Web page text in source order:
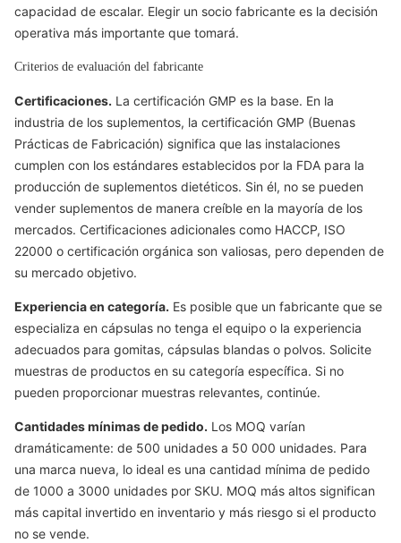
capacidad de escalar. Elegir un socio fabricante es la decisión
operativa más importante que tomará.
Criterios de evaluación del fabricante
Certificaciones. La certificación GMP es la base. En la
industria de los suplementos, la certificación GMP (Buenas
Prácticas de Fabricación) significa que las instalaciones
cumplen con los estándares establecidos por la FDA para la
producción de suplementos dietéticos. Sin él, no se pueden
vender suplementos de manera creíble en la mayoría de los
mercados. Certificaciones adicionales como HACCP, ISO
22000 o certificación orgánica son valiosas, pero dependen de
su mercado objetivo.
Experiencia en categoría. Es posible que un fabricante que se
especializa en cápsulas no tenga el equipo o la experiencia
adecuados para gomitas, cápsulas blandas o polvos. Solicite
muestras de productos en su categoría específica. Si no
pueden proporcionar muestras relevantes, continúe.
Cantidades mínimas de pedido. Los MOQ varían
dramáticamente: de 500 unidades a 50 000 unidades. Para
una marca nueva, lo ideal es una cantidad mínima de pedido
de 1000 a 3000 unidades por SKU. MOQ más altos significan
más capital invertido en inventario y más riesgo si el producto
no se vende.